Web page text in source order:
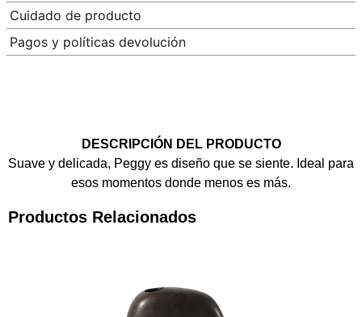
Cuidado de producto
Pagos y políticas devolución
DESCRIPCIÓN DEL PRODUCTO
Suave y delicada, Peggy es diseño que se siente. Ideal para
esos momentos donde menos es más.
Productos Relacionados